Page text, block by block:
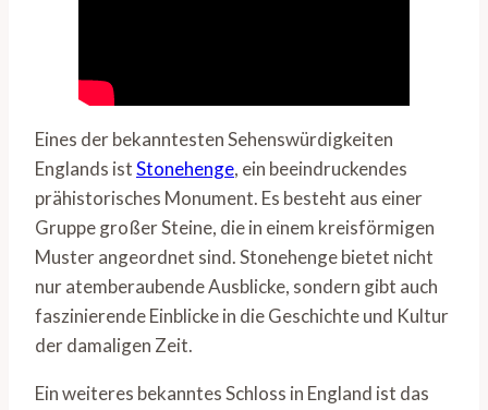
Eines der bekanntesten Sehenswürdigkeiten
Englands istStonehenge, ein beeindruckendes
prähistorisches Monument. Es besteht aus einer
Gruppe großer Steine, die in einem kreisförmigen
Muster angeordnet sind. Stonehenge bietet nicht
nur atemberaubende Ausblicke, sondern gibt auch
faszinierende Einblicke in die Geschichte und Kultur
der damaligen Zeit.
Ein weiteres bekanntes Schloss in England ist das